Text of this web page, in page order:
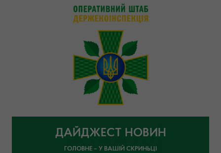
ДАЙДЖЕСТ НОВИН
ГОЛОВНЕ – У ВАШІЙ СКРИНЬЦІ